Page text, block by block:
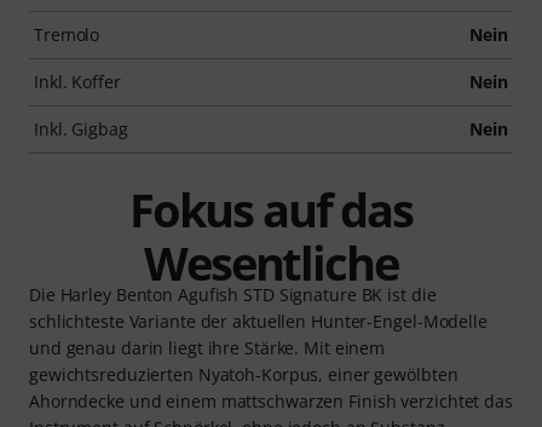
Tremolo Nein
Inkl. Koffer Nein
Inkl. Gigbag Nein
Fokus auf das
Wesentliche